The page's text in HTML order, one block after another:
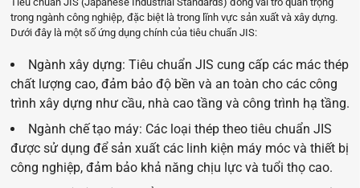
trong ngành công nghiệp, đặc biệt là trong lĩnh vực sản xuất và xây dựng.
Dưới đây là một số ứng dụng chính của tiêu chuẩn JIS:
Ngành xây dựng: Tiêu chuẩn JIS cung cấp các mác thép
chất lượng cao, đảm bảo độ bền và an toàn cho các công
trình xây dựng như cầu, nhà cao tầng và công trình hạ tầng.
Ngành chế tạo máy: Các loại thép theo tiêu chuẩn JIS
được sử dụng để sản xuất các linh kiện máy móc và thiết bị
công nghiệp, đảm bảo khả năng chịu lực và tuổi thọ cao.